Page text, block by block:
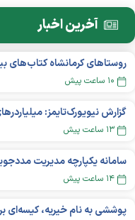
آخرین اخبار
روستاهای کرمانشاه کتاب‌های
۱۰ ساعت پیش
۱۳ ساعت پیش
سامانه یکپارچه مدیریت
۱۴ ساعت پیش
پوششی به نام خیریه، کیسه‌ای